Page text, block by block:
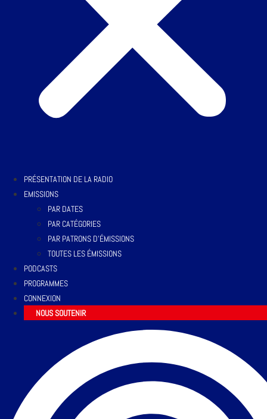
PRÉSENTATION DE LA RADIO
EMISSIONS
PAR DATES
PAR CATÉGORIES
PAR PATRONS D’ÉMISSIONS
TOUTES LES ÉMISSIONS
PODCASTS
PROGRAMMES
CONNEXION
NOUS SOUTENIR